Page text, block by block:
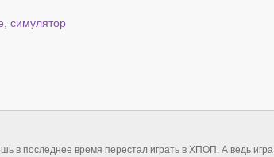
,симулятор
в последнее время перестал играть в ХПОП. А ведь игра